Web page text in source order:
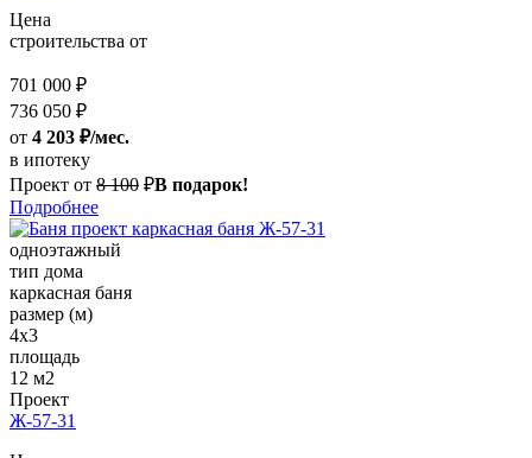
Цена
строительства от
701 000 ₽
736 050 ₽
от 4 203 ₽/мес.
в ипотеку
Проект от 8 100 ₽В подарок!
Подробнее
одноэтажный
тип дома
каркасная баня
размер (м)
4x3
площадь
12 м2
Проект
Ж-57-31